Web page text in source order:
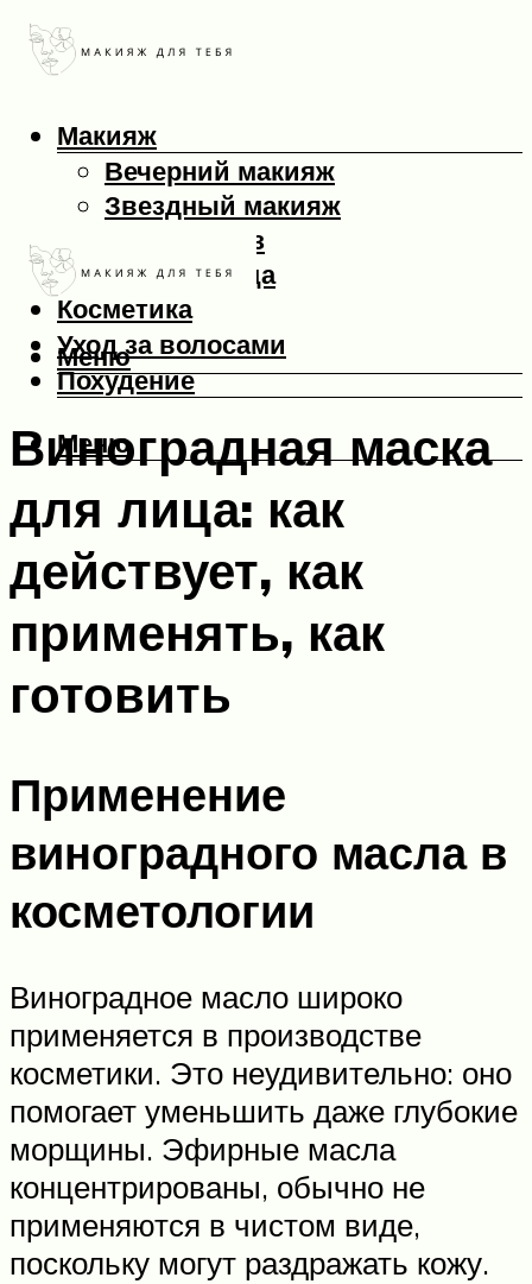
Макияж
Вечерний макияж
Звездный макияж
Макияж глаз
Макияж лица
Косметика
Уход за волосами
Похудение
Меню
Меню
Виноградная маска
для лица: как
действует, как
применять, как
готовить
Применение
виноградного масла в
косметологии
Виноградное масло широко
применяется в производстве
косметики. Это неудивительно: оно
помогает уменьшить даже глубокие
морщины. Эфирные масла
концентрированы, обычно не
применяются в чистом виде,
поскольку могут раздражать кожу.